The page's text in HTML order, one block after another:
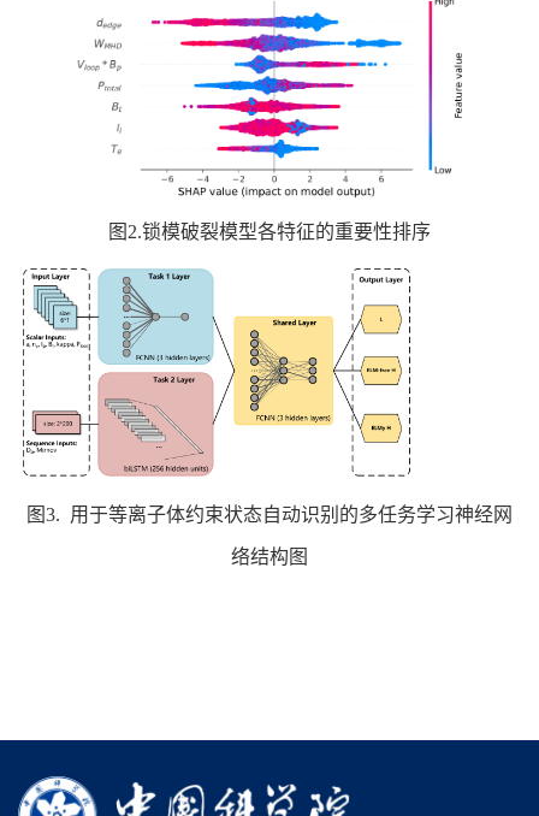
图2.锁模破裂模型各特征的重要性排序
图3. 用于等离子体约束状态自动识别的多任务学习神经网
络结构图